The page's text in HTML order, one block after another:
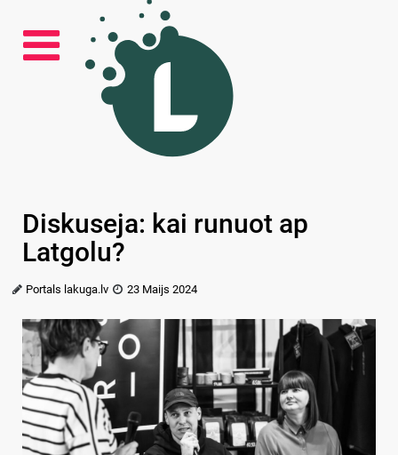
Diskuseja: kai runuot ap
Latgolu?
Portals lakuga.lv 23 Maijs 2024